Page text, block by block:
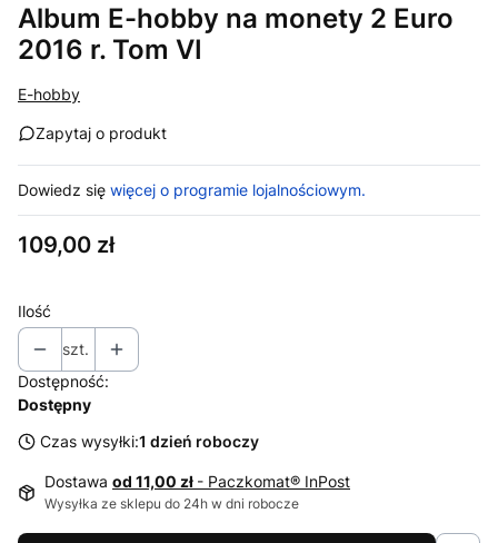
Album E-hobby na monety 2 Euro
2016 r. Tom VI
E-hobby
Zapytaj o produkt
Dowiedz się więcej o programie lojalnościowym.
Cena
109,00 zł
Ilość
szt.
Dostępność:
Dostępny
Czas wysyłki:1 dzień roboczy
Dostawa od 11,00 zł - Paczkomat® InPost
Wysyłka ze sklepu do 24h w dni robocze